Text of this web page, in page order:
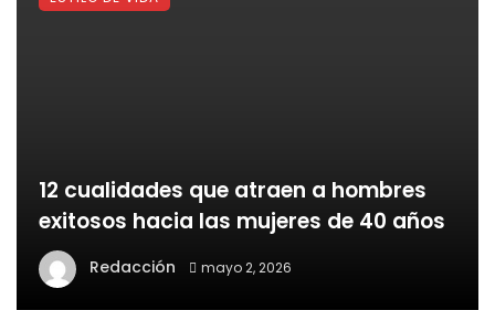
12 cualidades que atraen a hombres
exitosos hacia las mujeres de 40 años
Redacción mayo 2, 2026